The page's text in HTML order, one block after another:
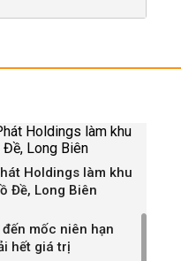
Holdings làm khu
Đề, Long Biên
mốc niên hạn
hết giá trị